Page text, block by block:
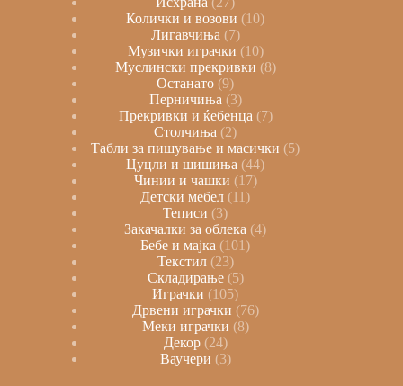
Колички и возови
10
Лигавчиња 7
Музички играчки 10
Муслински прекривки 8
Останато 9
Перничиња 3
Прекривки и ќебенца 7
Столчиња
2
Табли за пишување и масички
5
Цуцли и шишиња 44
Чинии и чашки 17
Детски мебел
11
Теписи
3
Закачалки за облека 4
Бебе и мајка
101
Текстил 23
Складирање 5
Играчки
105
Дрвени играчки 76
Меки играчки 8
Декор 24
Ваучери 3